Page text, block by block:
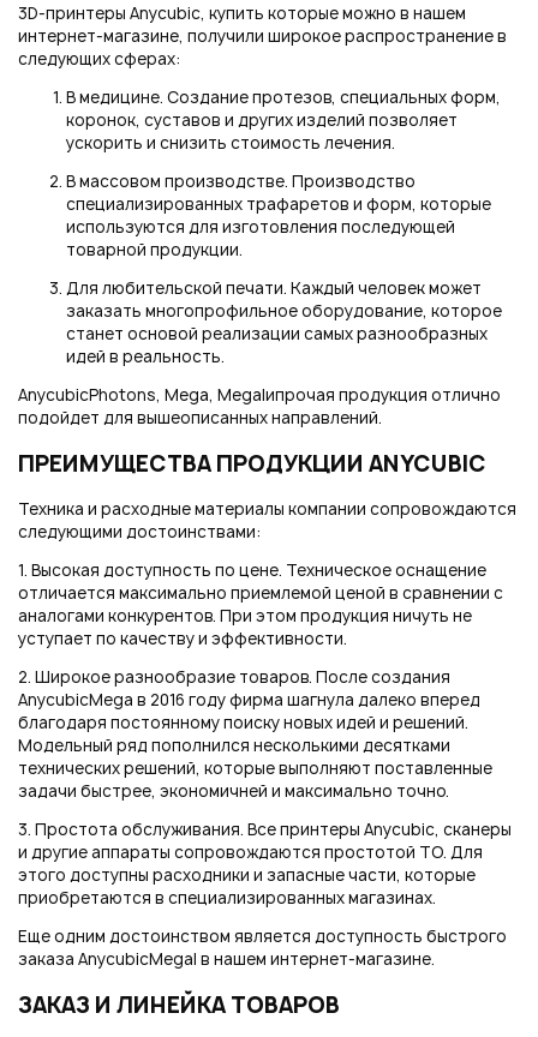
3D-принтеры Anycubic, купить которые можно в нашем
интернет-магазине, получили широкое распространение в
следующих сферах:
В медицине. Создание протезов, специальных форм,
коронок, суставов и других изделий позволяет
ускорить и снизить стоимость лечения.
В массовом производстве. Производство
специализированных трафаретов и форм, которые
используются для изготовления последующей
товарной продукции.
Для любительской печати. Каждый человек может
заказать многопрофильное оборудование, которое
станет основой реализации самых разнообразных
идей в реальность.
AnycubicPhotons, Mega, MegaIипрочая продукция отлично
подойдет для вышеописанных направлений.
ПРЕИМУЩЕСТВА ПРОДУКЦИИ ANYCUBIC
Техника и расходные материалы компании сопровождаются
следующими достоинствами:
1. Высокая доступность по цене. Техническое оснащение
отличается максимально приемлемой ценой в сравнении с
аналогами конкурентов. При этом продукция ничуть не
уступает по качеству и эффективности.
2. Широкое разнообразие товаров. После создания
AnycubicMega в 2016 году фирма шагнула далеко вперед
благодаря постоянному поиску новых идей и решений.
Модельный ряд пополнился несколькими десятками
технических решений, которые выполняют поставленные
задачи быстрее, экономичней и максимально точно.
3. Простота обслуживания. Все принтеры Anycubic, сканеры
и другие аппараты сопровождаются простотой ТО. Для
этого доступны расходники и запасные части, которые
приобретаются в специализированных магазинах.
Еще одним достоинством является доступность быстрого
заказа AnycubicMegaI в нашем интернет-магазине.
ЗАКАЗ И ЛИНЕЙКА ТОВАРОВ